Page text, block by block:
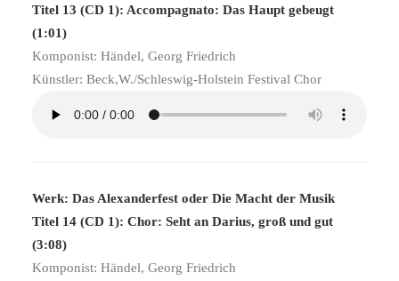
Titel 13 (CD 1): Accompagnato: Das Haupt gebeugt
(1:01)
Komponist: Händel, Georg Friedrich
Künstler: Beck,W./Schleswig-Holstein Festival Chor
Werk: Das Alexanderfest oder Die Macht der Musik
Titel 14 (CD 1): Chor: Seht an Darius, groß und gut
(3:08)
Komponist: Händel, Georg Friedrich